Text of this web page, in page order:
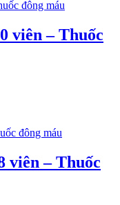
viên – Thuốc
viên – Thuốc